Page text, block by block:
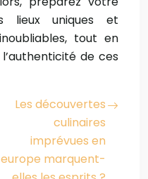
lieux uniques et
tout en
de ces
Les découvertes
culinaires
imprévues en
europe marquent-